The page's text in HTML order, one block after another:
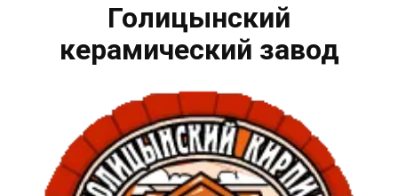
Голицынский
керамический завод